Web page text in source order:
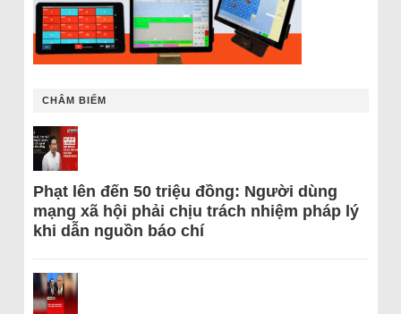
CHÂM BIẾM
Phạt lên đến 50 triệu đồng: Người dùng
mạng xã hội phải chịu trách nhiệm pháp lý
khi dẫn nguồn báo chí